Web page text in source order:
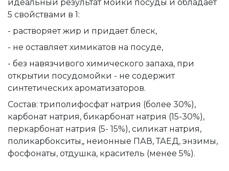
идеальный результат мойки посуды и обладает
5 свойствами в 1:
- растворяет жир и придает блеск,
- не оставляет химикатов на посуде,
- без навязчивого химического запаха, при
открытии посудомойки - не содержит
синтетических ароматизаторов.
Состав: триполифосфат натрия (более 30%),
карбонат натрия, бикарбонат натрия (15-30%),
перкарбонат натрия (5- 15%), силикат натрия,
поликарбокситы,, неионные ПАВ, ТАЕД, энзимы,
фосфонаты, отдушка, краситель (менее 5%).